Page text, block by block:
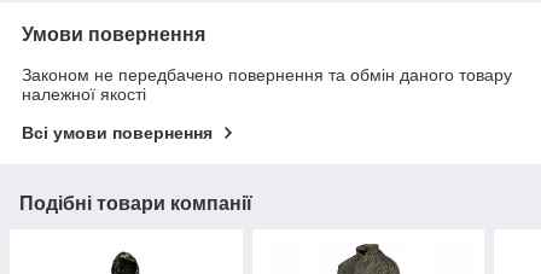
Умови повернення
Законом не передбачено повернення та обмін даного товару
належної якості
Всі умови повернення
Подібні товари компанії